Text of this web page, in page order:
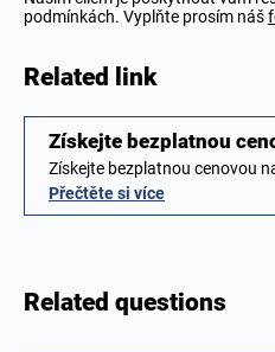
podmínkách. Vyplňte prosím náš
Related link
Získejte bezplatnou
Získejte bezplatnou cenovou
Přečtěte si více
Related questions